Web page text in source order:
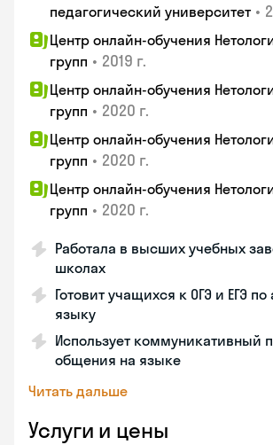
педагогический университет •
Центр онлайн-обучения
групп • 2019 г.
Центр онлайн-обучения
групп • 2020 г.
Центр онлайн-обучения
групп • 2020 г.
Центр онлайн-обучения
групп • 2020 г.
Работала в высших учебных
школах
Готовит учащихся к ОГЭ и ЕГЭ
языку
Использует коммуникативный
общения на языке
Читать дальше
Услуги и цены